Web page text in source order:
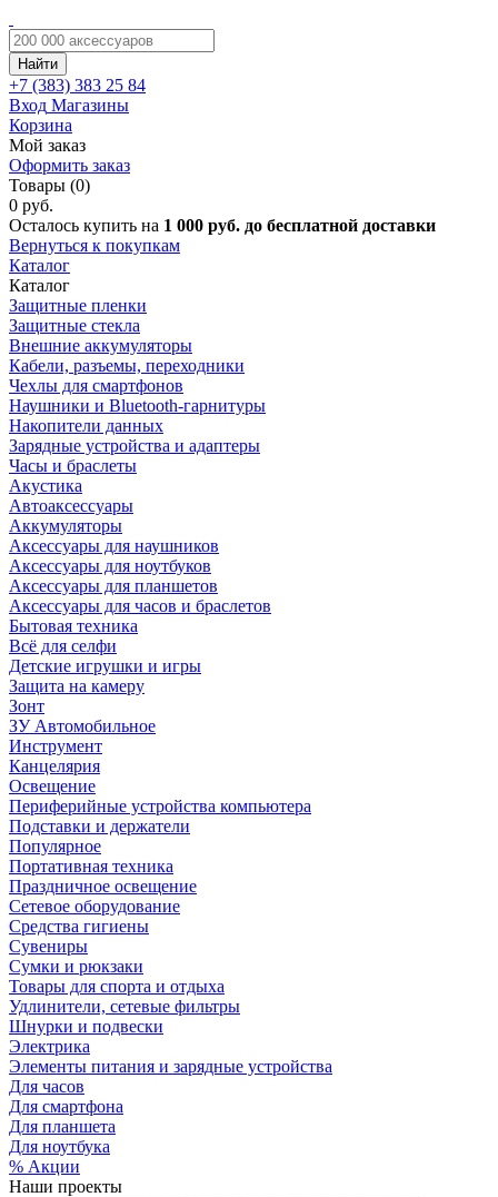
Найти
+7 (383) 383 25 84
Вход Магазины
Корзина
Мой заказ
Оформить заказ
Товары (0)
0 руб.
Осталось купить на 1 000 руб. до бесплатной доставки
Вернуться к покупкам
Каталог
Каталог
Защитные пленки
Защитные стекла
Внешние аккумуляторы
Кабели, разъемы, переходники
Чехлы для смартфонов
Наушники и Bluetooth-гарнитуры
Накопители данных
Зарядные устройства и адаптеры
Часы и браслеты
Акустика
Автоаксессуары
Аккумуляторы
Аксессуары для наушников
Аксессуары для ноутбуков
Аксессуары для планшетов
Аксессуары для часов и браслетов
Бытовая техника
Всё для селфи
Детские игрушки и игры
Защита на камеру
Зонт
ЗУ Автомобильное
Инструмент
Канцелярия
Освещение
Периферийные устройства компьютера
Подставки и держатели
Популярное
Портативная техника
Праздничное освещение
Сетевое оборудование
Средства гигиены
Сувениры
Сумки и рюкзаки
Товары для спорта и отдыха
Удлинители, сетевые фильтры
Шнурки и подвески
Электрика
Элементы питания и зарядные устройства
Для часов
Для смартфона
Для планшета
Для ноутбука
% Акции
Наши проекты